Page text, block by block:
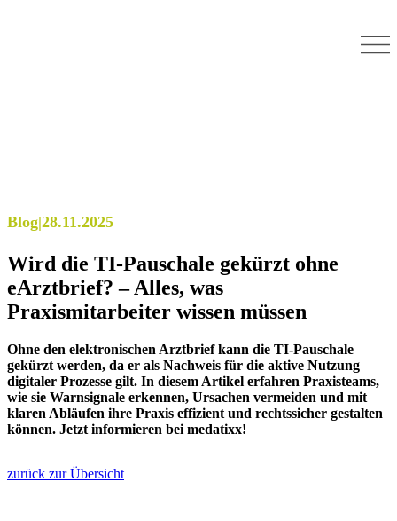
Blog|28.11.2025
Wird die TI-Pauschale gekürzt ohne
eArztbrief? – Alles, was
Praxismitarbeiter wissen müssen
Ohne den elektronischen Arztbrief kann die TI-Pauschale
gekürzt werden, da er als Nachweis für die aktive Nutzung
digitaler Prozesse gilt. In diesem Artikel erfahren Praxisteams,
wie sie Warnsignale erkennen, Ursachen vermeiden und mit
klaren Abläufen ihre Praxis effizient und rechtssicher gestalten
können. Jetzt informieren bei medatixx!
zurück zur Übersicht